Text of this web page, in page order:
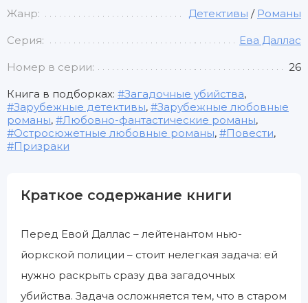
Жанр: Детективы / Романы
Серия: Ева Даллас
Номер в серии: 26
Книга в подборках: Загадочные убийства,
Зарубежные детективы,
Зарубежные любовные
романы, Любовно-фантастические романы,
Остросюжетные любовные романы, Повести,
Призраки
Краткое содержание книги
Перед Евой Даллас – лейтенантом нью-
йоркской полиции – стоит нелегкая задача: ей
нужно раскрыть сразу два загадочных
убийства. Задача осложняется тем, что в старом